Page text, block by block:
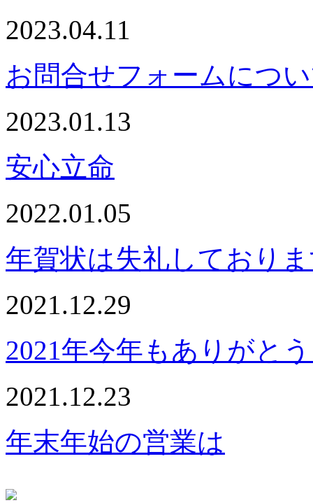
2023.04.11
お問合せフォームにつ
2023.01.13
安心立命
2022.01.05
年賀状は失礼しており
2021.12.29
2021年今年もありがと
2021.12.23
年末年始の営業は